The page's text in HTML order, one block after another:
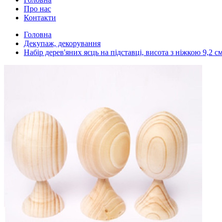
Про нас
Контакти
Головна
Декупаж, декорування
Набір дерев'яних яєць на підставці, висота з ніжкою 9,2